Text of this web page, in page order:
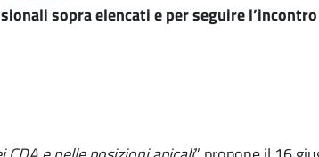
sopra elencati e per seguire